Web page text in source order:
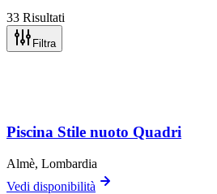
33 Risultati
Filtra
Piscina Stile nuoto Quadri
Almè, Lombardia
Vedi disponibilità